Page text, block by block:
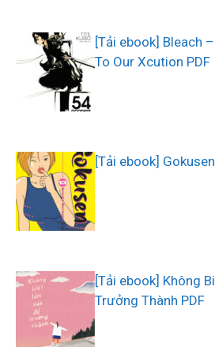
[Tải ebook] Bleach
To Our Xcution PDF
[Tải ebook]
[Tải ebook] Không
Trưởng Thành PDF